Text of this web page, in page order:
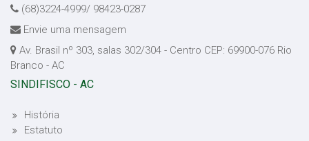
(68)3224-4999/ 98423-0287
Envie uma mensagem
Av. Brasil nº 303, salas 302/304 - Centro CEP: 69900-076 Rio
Branco - AC
SINDIFISCO - AC
História
Estatuto